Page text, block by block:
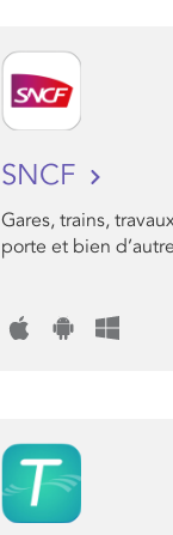
SNCF
Gares, trains,
porte et bien